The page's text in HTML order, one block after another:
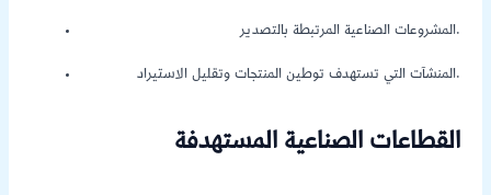
المشروعات الصناعية المرتبطة بالتصدير.
المنشآت التي تستهدف توطين المنتجات وتقليل الاستيراد.
القطاعات الصناعية المستهدفة